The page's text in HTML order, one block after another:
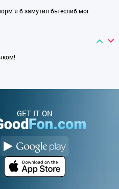
я б замутил бы еслиб мог
GET IT ON